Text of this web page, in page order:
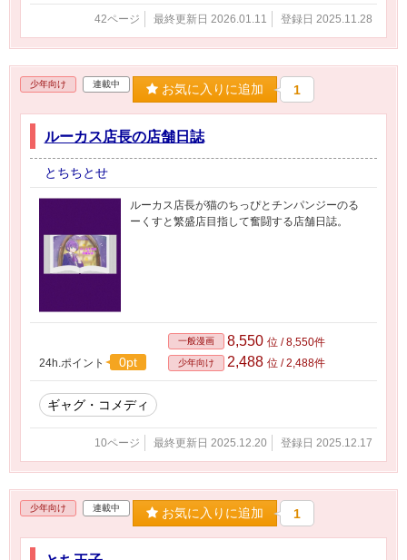
42ページ 最終更新日 2026.01.11 登録日 2025.11.28
少年向け 連載中 お気に入りに追加 1
ルーカス店長の店舗日誌
とちちとせ
ルーカス店長が猫のちっぴとチンパンジーのる
ーくすと繁盛店目指して奮闘する店舗日誌。
24h.ポイント 0pt
一般漫画 8,550 位 / 8,550件
少年向け 2,488 位 / 2,488件
ギャグ・コメディ
10ページ 最終更新日 2025.12.20 登録日 2025.12.17
少年向け 連載中 お気に入りに追加 1